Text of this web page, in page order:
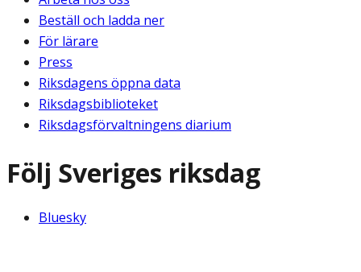
Beställ och ladda ner
För lärare
Press
Riksdagens öppna data
Riksdagsbiblioteket
Riksdagsförvaltningens diarium
Följ Sveriges riksdag
Bluesky